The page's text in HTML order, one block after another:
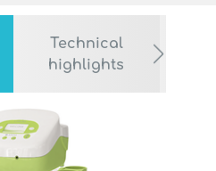
Technical
highlights